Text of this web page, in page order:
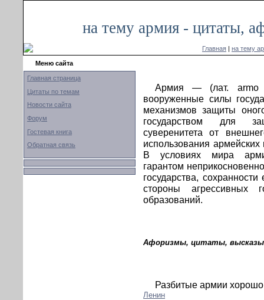
на тему армия - цитаты,
Главная | на тему
Меню сайта
Главная страница
Цитаты по темам
Новости сайта
Форум
Гостевая книга
Обратная связь
Армия — (лат.
вооруженные силы
механизмов защиты
государством для
суверенитета от
использования армейских
В условиях мира
гарантом
государства,
стороны агрессивных
образований.
Афоризмы, цитаты,
Разбитые армии хорошо
Ленин